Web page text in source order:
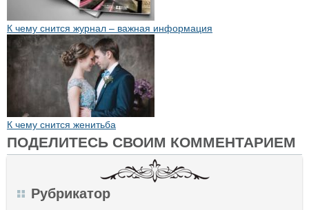
К чему снится журнал – важная информация
К чему снится женитьба
ПОДЕЛИТЕСЬ СВОИМ КОММЕНТАРИЕМ
Рубрикатор